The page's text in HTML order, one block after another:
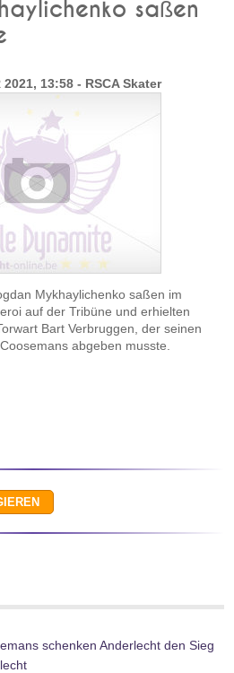
saßen
2021, 13:58 - RSCA Skater
Mykhaylichenko saßen im
auf der Tribüne und erhielten
Bart Verbruggen, der seinen
abgeben musste.
schenken Anderlecht den Sieg